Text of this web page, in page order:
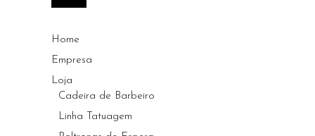
Home
Empresa
Loja
Cadeira de Barbeiro
Linha Tatuagem